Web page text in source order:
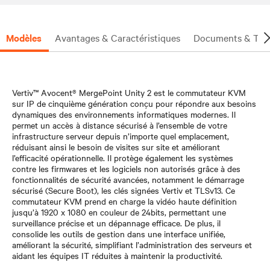
Modèles Avantages & Caractéristiques Documents &
Vertiv™ Avocent® MergePoint Unity 2 est le commutateur KVM
sur IP de cinquième génération conçu pour répondre aux besoins
dynamiques des environnements informatiques modernes. Il
permet un accès à distance sécurisé à l’ensemble de votre
infrastructure serveur depuis n’importe quel emplacement,
réduisant ainsi le besoin de visites sur site et améliorant
l’efficacité opérationnelle. Il protège également les systèmes
contre les firmwares et les logiciels non autorisés grâce à des
fonctionnalités de sécurité avancées, notamment le démarrage
sécurisé (Secure Boot), les clés signées Vertiv et TLSv13. Ce
commutateur KVM prend en charge la vidéo haute définition
jusqu’à 1920 x 1080 en couleur de 24bits, permettant une
surveillance précise et un dépannage efficace. De plus, il
consolide les outils de gestion dans une interface unifiée,
améliorant la sécurité, simplifiant l’administration des serveurs et
aidant les équipes IT réduites à maintenir la productivité.